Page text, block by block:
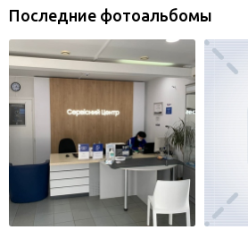
Последние фотоальбомы